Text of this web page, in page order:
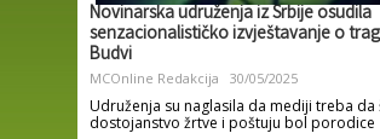
Novinarska udruženja iz Srbije osudila
senzacionalističko izvještavanje o
Budvi
MCOnline Redakcija 30/05/2025
Udruženja su naglasila da mediji treba da
dostojanstvo žrtve i poštuju bol porodice